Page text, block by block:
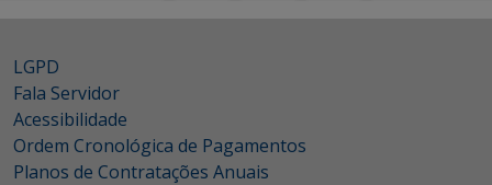
LGPD
Fala Servidor
Acessibilidade
Ordem Cronológica de Pagamentos
Planos de Contratações Anuais